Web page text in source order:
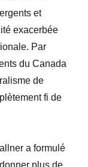
et
exacerbée
Par
du Canada
de
fi de
a formulé
plus de